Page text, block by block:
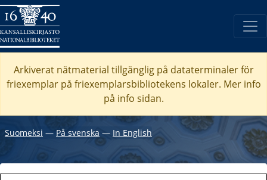
Arkiverat nätmaterial tillgänglig på dataterminaler för
friexemplar på friexemplarsbibliotekens lokaler. Mer info
på info sidan.
Suomeksi ― På svenska ― In English